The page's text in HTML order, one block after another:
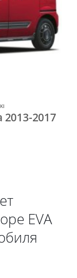
2013-2017
EVA